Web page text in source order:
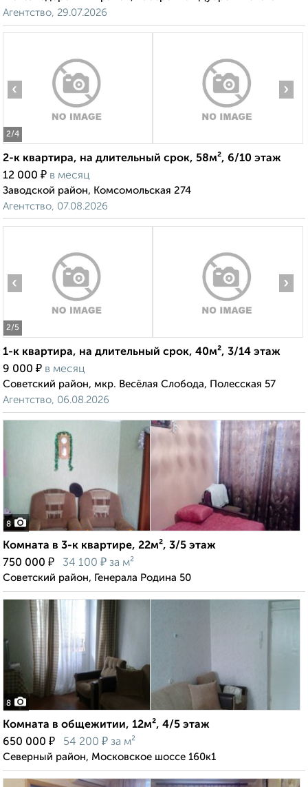
Агентство, 29.07.2026
2/4
‹ ›
2-к квартира, на длительный срок, 58м², 6/10 этаж
12 000 ₽ в месяц
Заводской район, Комсомольская 274
Агентство, 07.08.2026
2/5
‹ ›
1-к квартира, на длительный срок, 40м², 3/14 этаж
9 000 ₽ в месяц
Советский район, мкр. Весёлая Слобода, Полесская 57
Агентство, 06.08.2026
8
Комната в 3-к квартире, 22м², 3/5 этаж
750 000 ₽ 34 100 ₽ за м²
Советский район, Генерала Родина 50
8
Комната в общежитии, 12м², 4/5 этаж
650 000 ₽ 54 200 ₽ за м²
Северный район, Московское шоссе 160к1